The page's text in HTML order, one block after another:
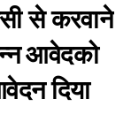
से करवाने
आवेदको
दिया